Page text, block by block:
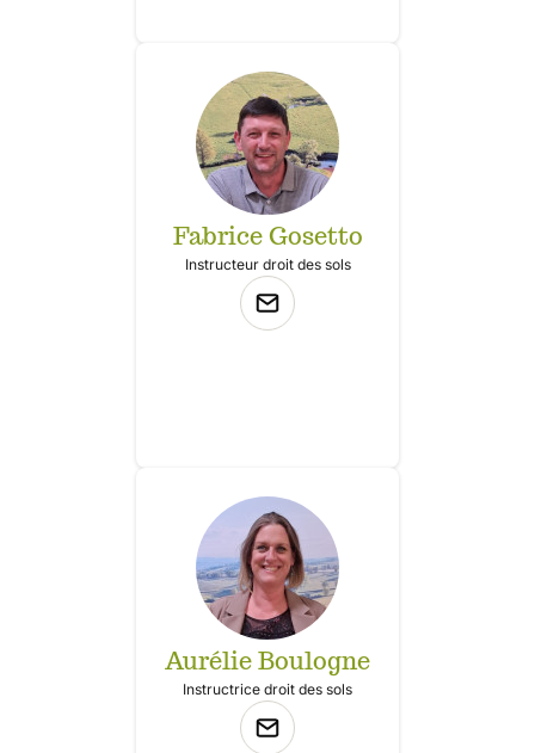
Fabrice Gosetto
Instructeur droit des sols
Aurélie Boulogne
Instructrice droit des sols